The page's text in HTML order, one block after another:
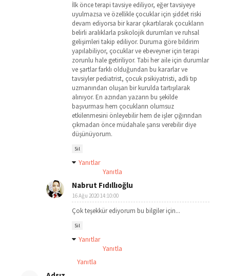
İlk önce terapi tavsiye ediliyor, eğer tavsiyeye
uyulmazsa ve özellikle çocuklar için şiddet riski
devam ediyorsa bir karar çıkartılarak çocukların
belirli aralıklarla psikolojik durumları ve ruhsal
gelişimleri takip ediliyor. Duruma göre bildirim
yapılabiliyor, çocuklar ve ebeveyner için terapi
zorunlu hale getiriliyor. Tabi her aile için durumlar
ve şartlar farklı olduğundan bu kararlar ve
tavsiyler pediatrist, çocuk psikiyatristi, adli tıp
uzmanından oluşan bir kurulda tartışılarak
alınıyor. En azından yazarın bu şekilde
başvurması hem çocukların olumsuz
etkilenmesini önleyebilir hem de işler çığırından
çıkmadan önce müdahale şansı verebilir diye
düşünüyorum.
Sil
Yanıtlar
Yanıtla
Nabrut Fıdıllıoğlu
16 Ağu 2020 14:10:00
Çok teşekkür ediyorum bu bilgiler için...
Sil
Yanıtlar
Yanıtla
Yanıtla